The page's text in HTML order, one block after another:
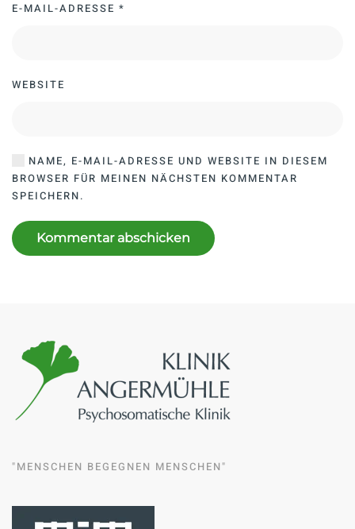
E-MAIL-ADRESSE *
WEBSITE
NAME, E-MAIL-ADRESSE UND WEBSITE IN DIESEM
BROWSER FÜR MEINEN NÄCHSTEN KOMMENTAR
SPEICHERN.
Kommentar abschicken
"MENSCHEN BEGEGNEN MENSCHEN"